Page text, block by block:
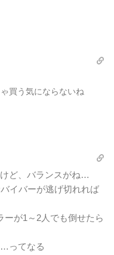
買う気にならないね
ど、バランスがね…
イバーが逃げ切れれば
ーが1～2人でも倒せたら
ってなる